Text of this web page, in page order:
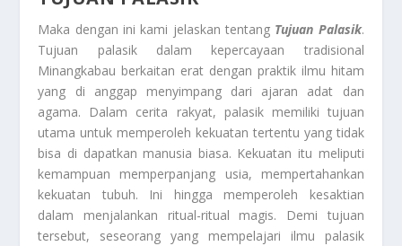
Maka dengan ini kami jelaskan tentang Tujuan Palasik.
Tujuan palasik dalam kepercayaan tradisional
Minangkabau berkaitan erat dengan praktik ilmu hitam
yang di anggap menyimpang dari ajaran adat dan
agama. Dalam cerita rakyat, palasik memiliki tujuan
utama untuk memperoleh kekuatan tertentu yang tidak
bisa di dapatkan manusia biasa. Kekuatan itu meliputi
kemampuan memperpanjang usia, mempertahankan
kekuatan tubuh. Ini hingga memperoleh kesaktian
dalam menjalankan ritual-ritual magis. Demi tujuan
tersebut, seseorang yang mempelajari ilmu palasik